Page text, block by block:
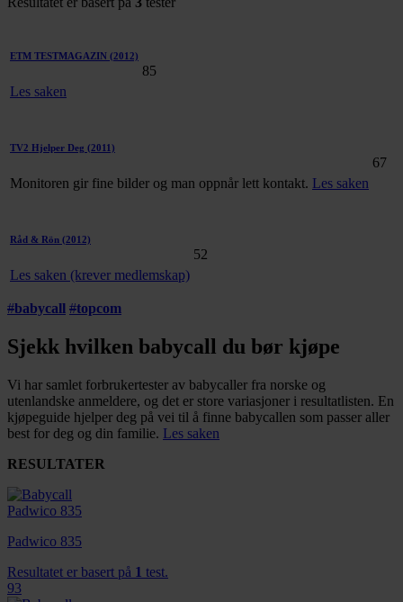
ETM TESTMAGAZIN (2012)
Les saken
85
TV2 Hjelper Deg (2011)
Monitoren gir fine bilder og man oppnår lett kontakt. Les saken
67
Råd & Rön (2012)
Les saken (krever medlemskap)
52
#babycall #topcom
Sjekk hvilken babycall du bør kjøpe
Vi har samlet forbrukertester av babycaller fra norske og
utenlandske anmeldere, og det er store variasjoner i resultatlisten. En
kjøpeguide hjelper deg på vei til å finne babycallen som passer aller
best for deg og din familie. Les saken
RESULTATER
Padwico 835
Resultatet er basert på 1 test.
93